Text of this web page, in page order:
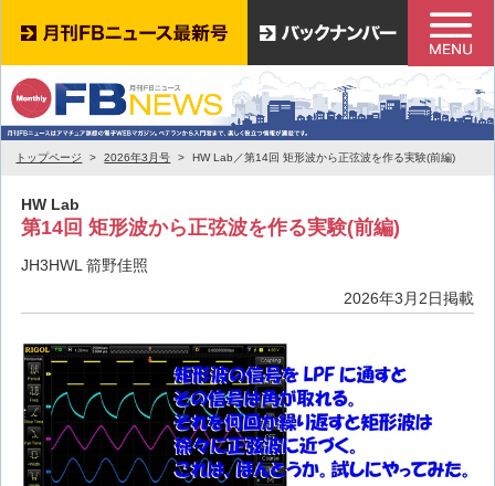
トップページ 2026年3月号 HW Lab／第14回 矩形波から正弦波を作る実験(前編)
HW Lab
第14回 矩形波から正弦波を作る実験(前編)
JH3HWL 箭野佳照
2026年3月2日掲載